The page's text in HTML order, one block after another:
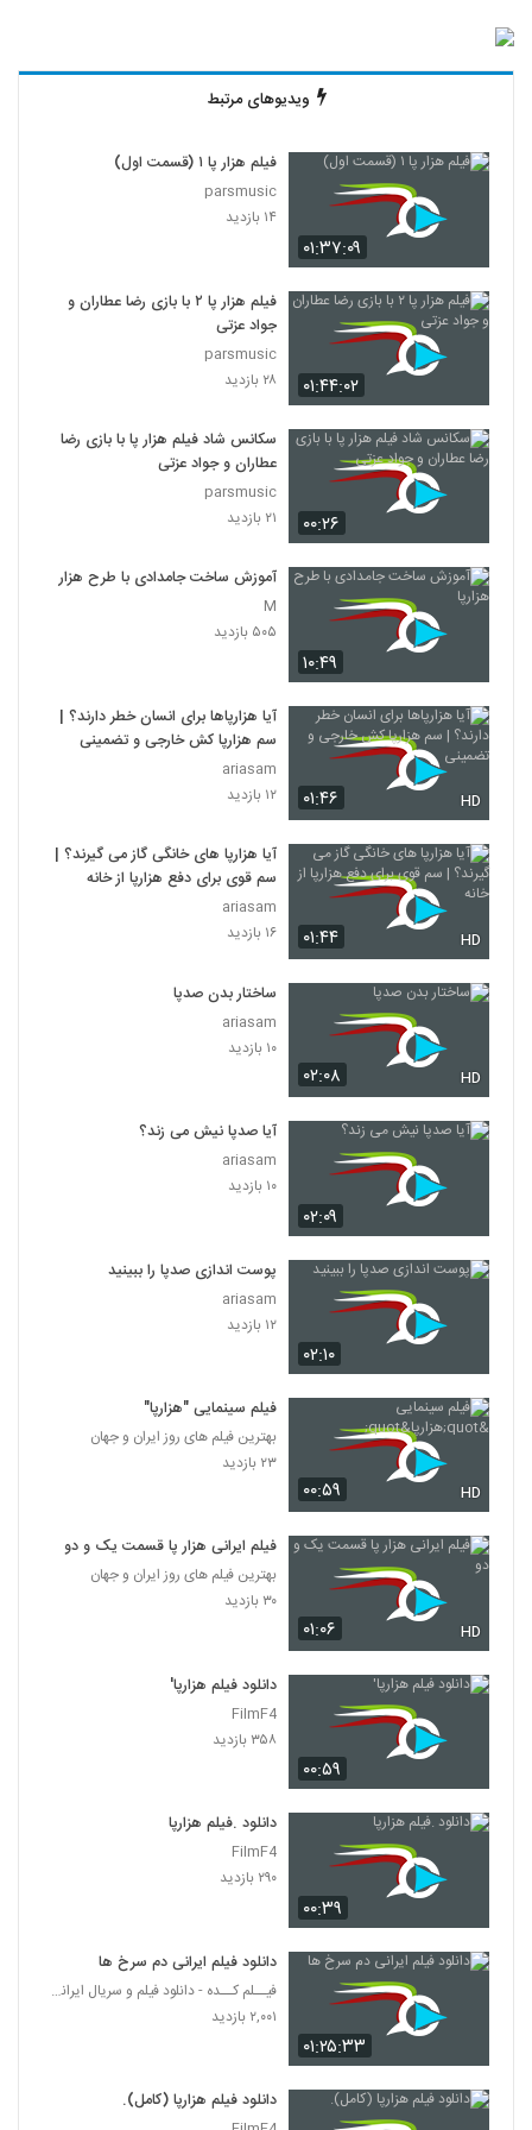
ویدیوهای مرتبط
۰۱:۳۷:۰۹
فیلم هزار پا ۱ (قسمت اول)
parsmusic
۱۴ بازدید
۰۱:۴۴:۰۲
فیلم هزار پا ۲ با بازی رضا عطاران و
جواد عزتی
parsmusic
۲۸ بازدید
۰۰:۲۶
سکانس شاد فیلم هزار پا با بازی رضا
عطاران و جواد عزتی
parsmusic
۲۱ بازدید
۱۰:۴۹
آموزش ساخت جامدادی با طرح هزارپا
M
۵۰۵ بازدید
۰۱:۴۶ HD
آیا هزارپاها برای انسان خطر دارند؟ |
سم هزارپا کش خارجی و تضمینی
ariasam
۱۲ بازدید
۰۱:۴۴ HD
آیا هزارپا های خانگی گاز می گیرند؟ |
سم قوی برای دفع هزارپا از خانه
ariasam
۱۶ بازدید
۰۲:۰۸ HD
ساختار بدن صدپا
ariasam
۱۰ بازدید
۰۲:۰۹
آیا صدپا نیش می زند؟
ariasam
۱۰ بازدید
۰۲:۱۰
پوست اندازی صدپا را ببینید
ariasam
۱۲ بازدید
۰۰:۵۹ HD
فیلم سینمایی "هزارپا"
بهترین فیلم های روز ایران و جهان
۲۳ بازدید
۰۱:۰۶ HD
فیلم ایرانی هزار پا قسمت یک و دو
بهترین فیلم های روز ایران و جهان
۳۰ بازدید
۰۰:۵۹
دانلود فیلم هزارپا'
FilmF4
۳۵۸ بازدید
۰۰:۳۹
دانلود .فیلم هزارپا
FilmF4
۲۹۰ بازدید
۰۱:۲۵:۳۳
دانلود فیلم ایرانی دم سرخ ها
فیــلم کــده - دانلود فیلم و سریال ایرانی (رایگان)
۲,۰۰۱ بازدید
دانلود فیلم هزارپا (کامل).